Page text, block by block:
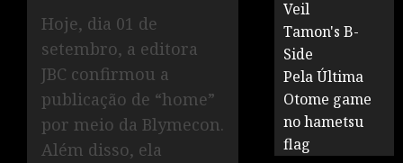
Hoje, dia 01 de
setembro, a editora
JBC confirmou a
publicação de “home”
por meio da Blymecon.
Além disso, ela
Veil
Tamon's B-
Side
Pela Última
Otome game
no hametsu
flag